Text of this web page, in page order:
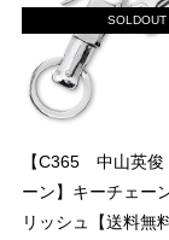
SOLDOUT
【C365 中山英
ーン】キーチェー
リッシュ【送料無料